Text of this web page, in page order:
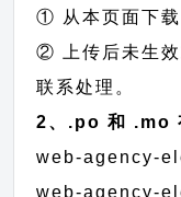
① 从本页面下
② 上传后未生效
联系处理。
2、.po 和 .mo
web-agency-
web-agency-